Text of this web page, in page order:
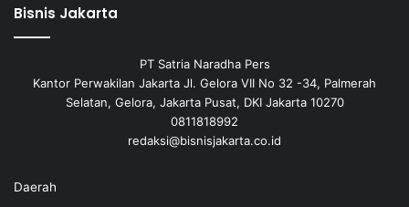
Bisnis Jakarta
PT Satria Naradha Pers
Kantor Perwakilan Jakarta Jl. Gelora VII No 32 -34, Palmerah
Selatan, Gelora, Jakarta Pusat, DKI Jakarta 10270
0811818992
redaksi@bisnisjakarta.co.id
Daerah